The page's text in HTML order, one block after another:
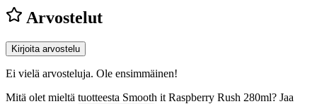
Arvostelut
Kirjoita arvostelu
Ei vielä arvosteluja. Ole ensimmäinen!
Mitä olet mieltä tuotteesta Smooth it Raspberry Rush 280ml? Jaa